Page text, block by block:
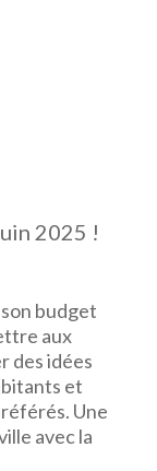
2025 !
budget
aux
des idées
et
Une
avec la